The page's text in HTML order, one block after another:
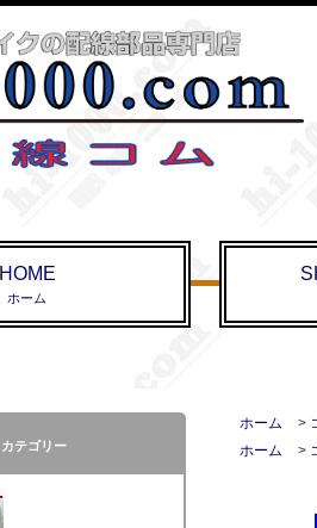
HOME
ホーム
ホーム >
ホーム
>
カテゴリー